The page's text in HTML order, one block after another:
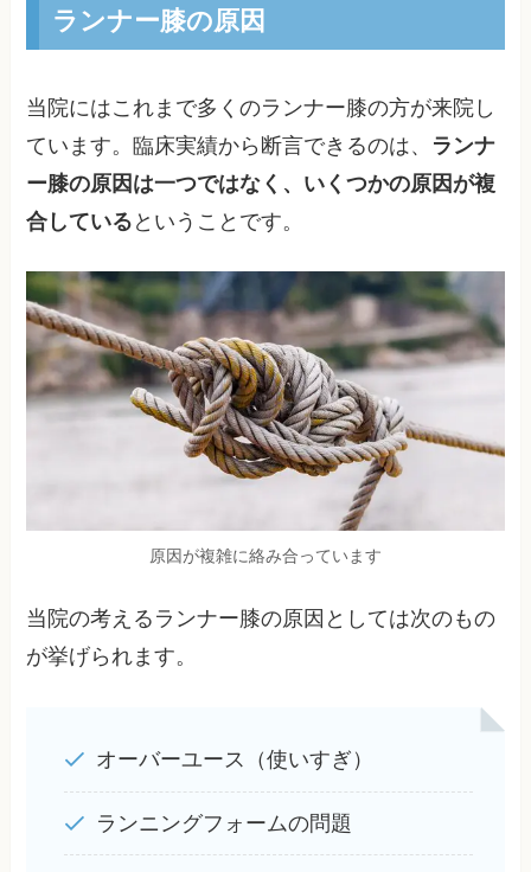
ランナー膝の原因
当院にはこれまで多くのランナー膝の方が来院し
ています。臨床実績から断言できるのは、 ランナ
ー膝の原因は一つではなく、いくつかの原因が複
合している ということです。
原因が複雑に絡み合っています
当院の考えるランナー膝の原因としては次のもの
が挙げられます。
オーバーユース（使いすぎ）
ランニングフォームの問題